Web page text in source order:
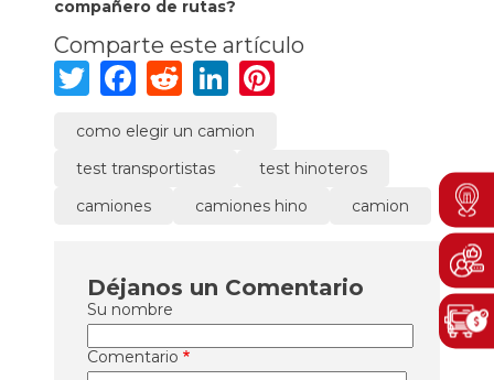
compañero de rutas?
Comparte este artículo
Twitter
Facebook
RedditLinkedIn
como elegir un camion
test transportistas
test hinoteros
camiones
camiones hino camion
Déjanos un Comentario
Su nombre
Comentario